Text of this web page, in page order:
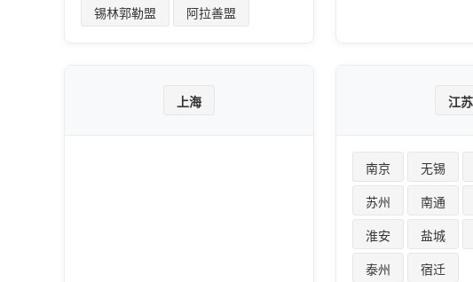
锡林郭勒盟
阿拉善盟
上海 江苏
南京 无锡
苏州
南通
淮安
盐城
泰州
宿迁